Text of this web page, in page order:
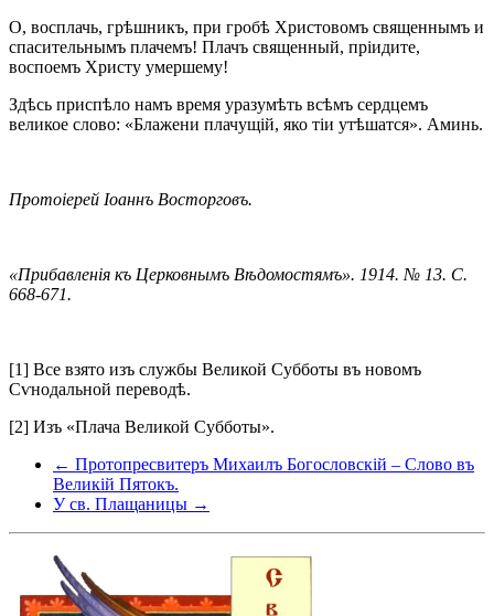
О, восплачь, грѣшникъ, при гробѣ Христовомъ священнымъ и
спасительнымъ плачемъ! Плачъ священный, пріидите,
воспоемъ Христу умершему!
Здѣсь приспѣло намъ время уразумѣть всѣмъ сердцемъ
великое слово: «Блажени плачущій, яко тіи утѣшатся». Аминь.
Протоіерей Іоаннъ Восторговъ.
«Прибавленія къ Церковнымъ Вѣдомостямъ». 1914. № 13. С.
668-671.
[1] Все взято изъ службы Великой Субботы въ новомъ
Сѵнодальной переводѣ.
[2] Изъ «Плача Великой Субботы».
← Протопресвитеръ Михаилъ Богословскій – Слово въ
Великій Пятокъ.
У cв. Плащаницы →